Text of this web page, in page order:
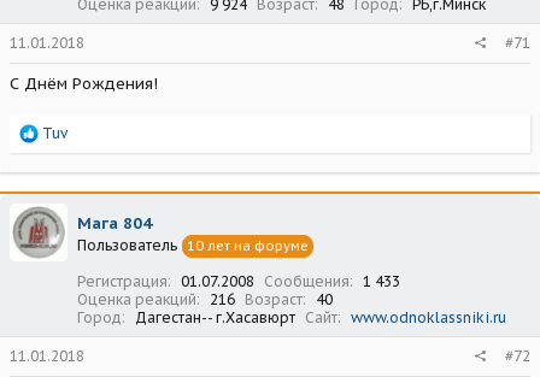
Оценка реакций
9 924 Возраст 48 Город РБ,г.Минск
11.01.2018 #71
С Днём Рождения!
Р
а
к
ц
и
и
Tuv
Мага 804
Пользователь 10 лет на форуме
Регистрация 01.07.2008 Сообщения
1 433
Оценка реакций
216 Возраст
40
Город
Дагестан-- г.Хасавюрт Сайт www.odnoklassniki.ru
11.01.2018 #72